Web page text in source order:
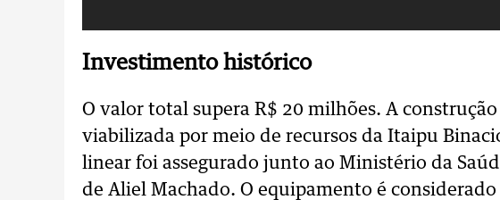
Investimento histórico
O valor total supera R$ 20 milhões. A
viabilizada por meio de recursos da Itaipu
linear foi assegurado junto ao Ministério da
de Aliel Machado. O equipamento é